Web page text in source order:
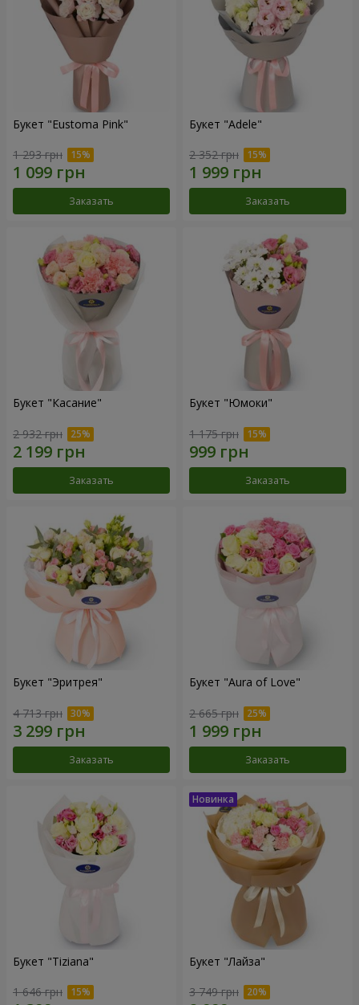
Букет "Eustoma Pink"
1 293 грн
Заказать
Букет "Adele"
2 352 грн
Заказать
Букет "Касание"
2 932 грн
Заказать
Букет "Юмоки"
1 175 грн
Заказать
Букет "Эритрея"
4 713 грн
Заказать
Букет "Aura of Love"
2 665 грн
Заказать
Букет "Tiziana"
1 646 грн
Букет "Лайза"
3 749 грн